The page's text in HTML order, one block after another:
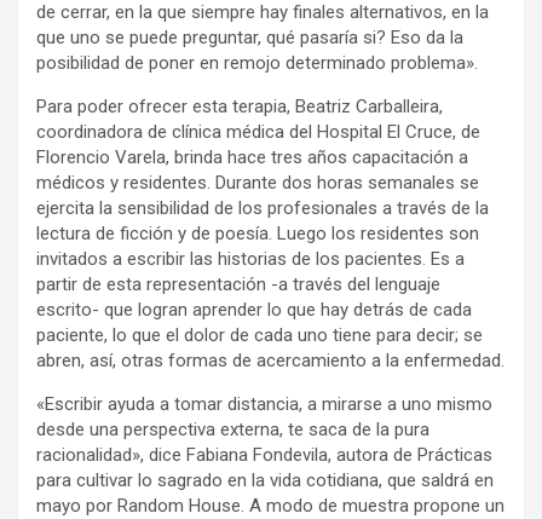
de cerrar, en la que siempre hay finales alternativos, en la
que uno se puede preguntar, qué pasaría si? Eso da la
posibilidad de poner en remojo determinado problema».
Para poder ofrecer esta terapia, Beatriz Carballeira,
coordinadora de clínica médica del Hospital El Cruce, de
Florencio Varela, brinda hace tres años capacitación a
médicos y residentes. Durante dos horas semanales se
ejercita la sensibilidad de los profesionales a través de la
lectura de ficción y de poesía. Luego los residentes son
invitados a escribir las historias de los pacientes. Es a
partir de esta representación -a través del lenguaje
escrito- que logran aprender lo que hay detrás de cada
paciente, lo que el dolor de cada uno tiene para decir; se
abren, así, otras formas de acercamiento a la enfermedad.
«Escribir ayuda a tomar distancia, a mirarse a uno mismo
desde una perspectiva externa, te saca de la pura
racionalidad», dice Fabiana Fondevila, autora de Prácticas
para cultivar lo sagrado en la vida cotidiana, que saldrá en
mayo por Random House. A modo de muestra propone un